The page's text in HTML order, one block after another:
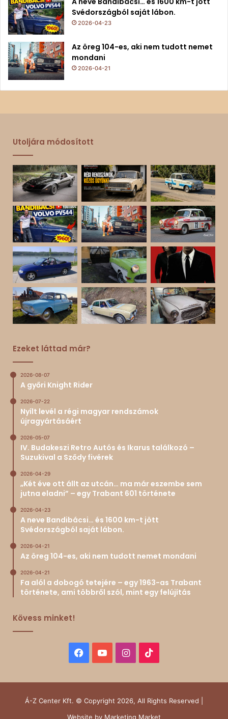
Svédországból saját lábon.
2026-04-23
Az öreg 104-es, aki nem tudott nemet
mondani
2026-04-21
Utoljára módosított
Ezeket láttad már?
2026-08-07
A győri Knight Rider
2026-07-22
Nyílt levél a régi magyar rendszámok
újragyártásáért
2026-05-07
IV. Budakeszi Retro Autós és Ikarus találkozó –
Suzukival a Sződy fivérek
2026-04-29
„Két éve ott állt az utcán… ma már eszembe sem
jutna eladni” – egy Trabant 601 története
2026-04-23
A neve Bandibácsi… és 1600 km-t jött
Svédországból saját lábon.
2026-04-21
Az öreg 104-es, aki nem tudott nemet mondani
2026-04-21
Fa alól a dobogó tetejére – egy 1963-as Trabant
története, ami többről szól, mint egy felújítás
Kövess minket!
Facebook
YouTubeInstagram
Á-Z Center Kft. © Copyright 2026, All Rights Reserved |
Website by Marketing Market